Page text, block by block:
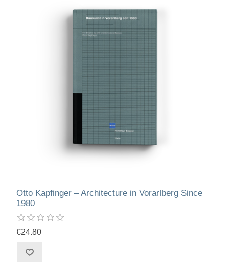
Otto Kapfinger – Architecture in Vorarlberg Since
1980
€24.80